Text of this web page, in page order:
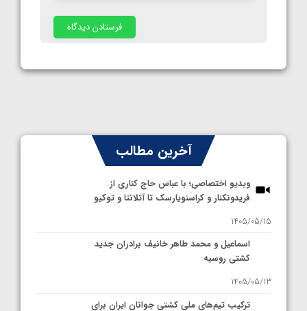
آخرین مطالب
ویدیو اختصاصی؛ با عباس حاج کناری از
فریدونکنار و کراسنویارسک تا آتلانتا و توکیو
1405/05/15
اسماعیل و محمد طاهر خانیف برادران جدید
کشتی روسیه
1405/05/13
ترکیب تیم‌های ملی کشتی جوانان ایران برای